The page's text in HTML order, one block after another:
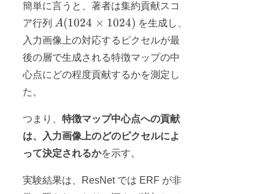
簡単に言うと、著者は集約貢献スコ
ア行列
A
(1024×1024)
A(1024 × 1024) を生成し、
入力画像上の対応するピクセルが最
後の層で生成される特徴マップの中
心点にどの程度貢献するかを測定し
た。
つまり、特徴マップ中心点への貢献
は、入力画像上のどのピクセルによ
って決定されるかを示す。
実験結果は、ResNet では ERF が非